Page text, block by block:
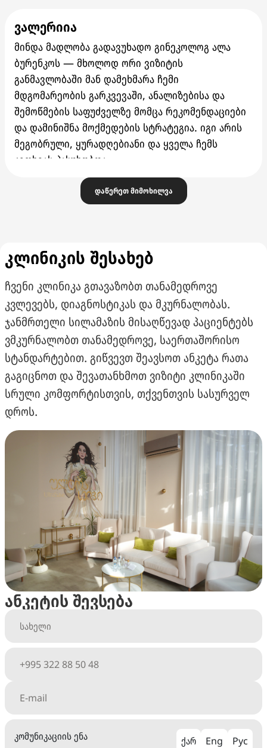
ვალერიია
მინდა მადლობა გადავუხადო გინეკოლოგ ალა
ბურენკოს — მხოლოდ ორი ვიზიტის
განმავლობაში მან დამეხმარა ჩემი
მდგომარეობის გარკვევაში, ანალიზებისა და
შემოწმების საფუძველზე მომცა რეკომენდაციები
და დამინიშნა მოქმედების სტრატეგია. იგი არის
მეგობრული, ყურადღებიანი და ყველა ჩემს
კითხვას პასუხობდა.
ასევე მინდა აღვნიშნო ძალიან კეთილგანწყობილი
პერსონალი, ყავა და წყალი — ყველაფერი ძალიან
დაწერეთ მიმოხილვა
კლინიკის შესახებ
ჩვენი კლინიკა გთავაზობთ თანამედროვე
კვლევებს, დიაგნოსტიკას და მკურნალობას.
ჯანმრთელი სილამაზის მისაღწევად პაციენტებს
ვმკურნალობთ თანამედროვე, საერთაშორისო
სტანდარტებით. გიწვევთ შეავსოთ ანკეტა რათა
გაგიცნოთ და შევათანხმოთ ვიზიტი კლინიკაში
სრული კომფორტისთვის, თქვენთვის სასურველ
დროს.
ანკეტის შევსება
კომუნიკაციის ენა ქარ Eng Рус